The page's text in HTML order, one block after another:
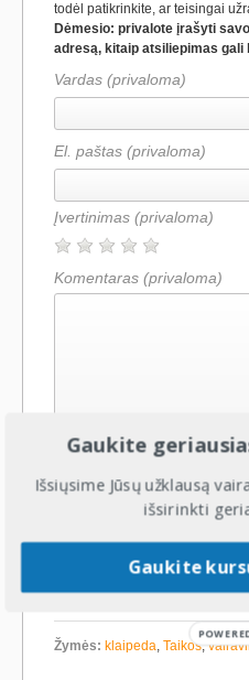
todėl patikrinkite, ar teisingai
Dėmesio: privalote įrašyti
adresą, kitaip atsiliepimas gali
Vardas (privaloma)
El. paštas (privaloma)
Įvertinimas (privaloma)
Komentaras (privaloma)
Įmonės pavadinimas: UAB
Įmonės kodas: 304590836
Žymės: klaipeda, Taikos,
Gaukite
Išsiųsime Jūsų užklausą
išsirinkti
Gaukite